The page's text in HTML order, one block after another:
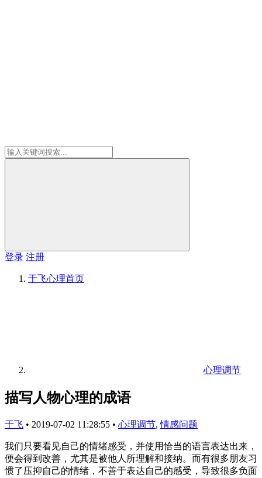
登录 注册
于飞心理首页
心理调节
描写人物心理的成语
于飞 • 2019-07-02 11:28:55 • 心理调节,情感问题
我们只要看见自己的情绪感受，并使用恰当的语言表达出来，
便会得到改善，尤其是被他人所理解和接纳。而有很多朋友习
惯了压抑自己的情绪，不善于表达自己的感受，导致很多负面